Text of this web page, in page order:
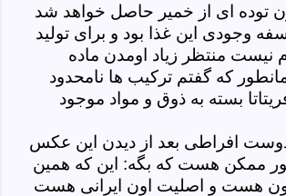
توده ای از خمیر حاصل خواهد شد
وجودی این غذا بود و برای تولید
نیست منتظر زیاد اومدن ماده
که گفتم ترکیب ها نامحدود
بسته به ذوق و مواد موجود
دوست افراطی بعد از دیدن این عکس
ممکن هست که بگه: این که همین
هست و اصلیت اون ایرانی هست